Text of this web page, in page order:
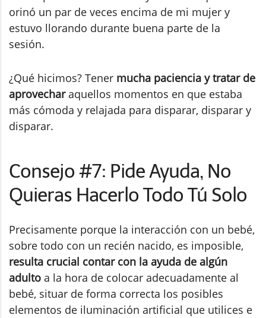
orinó un par de veces encima de mi mujer y
estuvo llorando durante buena parte de la
sesión.
¿Qué hicimos? Tener mucha paciencia y tratar de
aprovecharaquellos momentos en que estaba
más cómoda y relajada para disparar, disparar y
disparar.
Consejo #7: Pide Ayuda, No
Quieras Hacerlo Todo Tú Solo
Precisamente porque la interacción con un bebé,
sobre todo con un recién nacido, es imposible,
resulta crucial contar con la ayuda de algún
adulto a la hora de colocar adecuadamente al
bebé, situar de forma correcta los posibles
elementos de iluminación artificial que utilices e